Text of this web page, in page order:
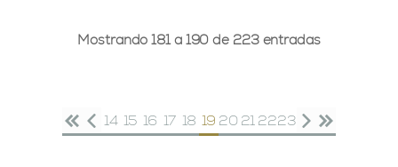
Mostrando 181 a 190 de 223 entradas
14 15 16 17 18 19 20 212223